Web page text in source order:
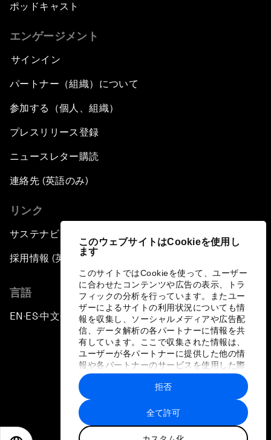
このウェブサイトはCookieを使用し
ます
このサイトではCookieを使って、ユーザー
に合わせたコンテンツや広告の表示、トラ
フィックの分析を行っています。またユー
ザーによるサイトの利用状況についても情
報を収集し、ソーシャルメディアや広告配
信、データ解析の各パートナーに情報を共
有しています。ここで収集された情報は、
ユーザーが各パートナーに提供した他の情
報や各パートナーのサービスを使用した際
に収集された情報と組み合わされ、各パー
トナーによって使用されることがありま
す。
全て許可
拒否
ポッドキャスト
エンゲージメント
サインイン
パートナー（組織）について
参加する（個人、組織）
プレスリリース登録
ニュースレター購読
連絡先 (英語のみ)
リンク
サステナビリティへの取り組み
採用情報 (英語のみ)
言語
EN ▪ES▪中文▪ 日本語
プライバシーポリシーと利用規約
サイトマップ